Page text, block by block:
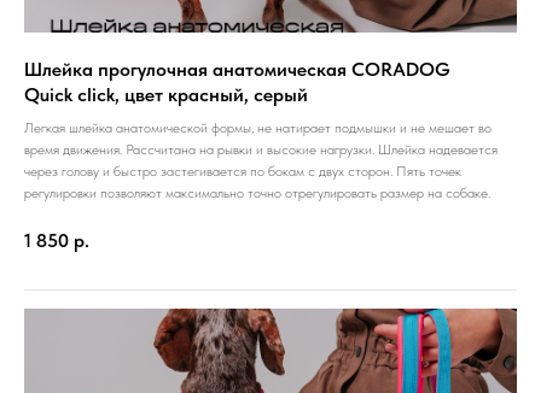
Шлейка прогулочная анатомическая CORADOG
Quick click, цвет красный, серый
Легкая шлейка анатомической формы, не натирает подмышки и не мешает во
время движения. Рассчитана на рывки и высокие нагрузки. Шлейка надевается
через голову и быстро застегивается по бокам с двух сторон. Пять точек
регулировки позволяют максимально точно отрегулировать размер на собаке.
1 850 р.